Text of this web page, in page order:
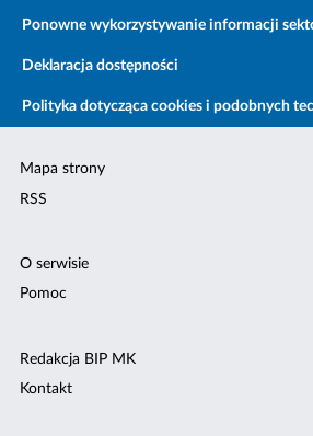
Ponowne wykorzystywanie informacji
Deklaracja dostępności
Polityka dotycząca cookies i podobnych
Mapa strony
RSS
O serwisie
Pomoc
Redakcja BIP MK
Kontakt